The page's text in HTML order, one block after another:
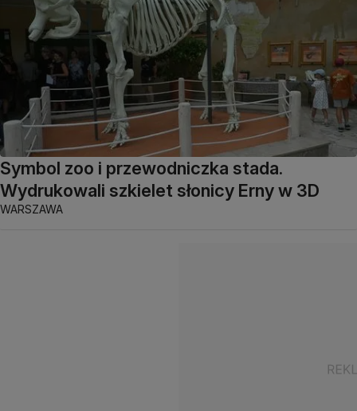
Symbol zoo i przewodniczka stada.
Wydrukowali szkielet słonicy Erny w 3D
WARSZAWA